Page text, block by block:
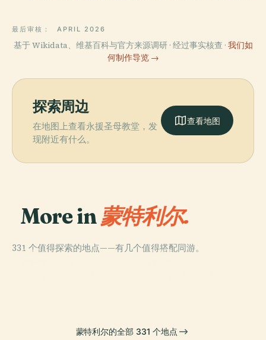
最后审核： APRIL 2026
基于 Wikidata、维基百科与官方来源调研 · 经过事实核查 · 我们如
何制作导览 →
探索周边
在地图上查看永援圣母教堂，发
现附近有什么。
查看地图
More in蒙特利尔.
331 个值得探索的地点——有几个值得搭配同游。
PLACE PLACE
蒙特利尔的全部 331 个地点